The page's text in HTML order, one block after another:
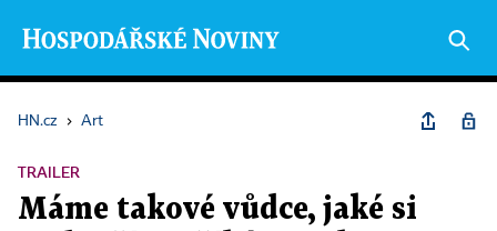
HN.cz › Art
TRAILER
Máme takové vůdce, jaké si